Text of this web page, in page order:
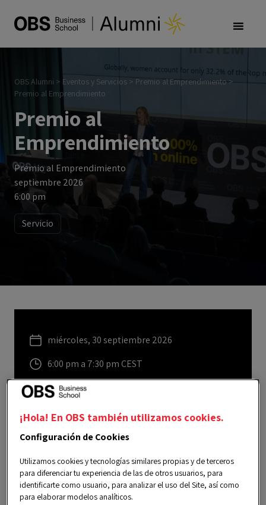
OBS Alumni > Eventos y Servicios > Premio al Emprendimiento>
Premio al Emprendimiento
Premio al
Emprendimiento
Premio al Emprendimiento
septiembre 2026
6:00 pm
Servicio
miércoles, 30 septiembre 2026
6:00 pm a 7:30 pm CEST
Español
Un evento organizado por el área de
Carreras
REGISTRARSE EN EL SERVICIO
¡Hola! En OBS también utilizamos cookies.
Configuración de Cookies
Utilizamos cookies y tecnologías similares propias y de terceros
para diferenciar tu experiencia de las de otros usuarios, para
identificarte como usuario, para analizar el uso del Site, así como
para elaborar modelos analíticos.